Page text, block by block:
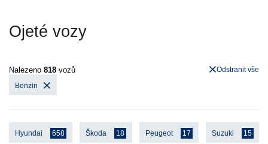
Ojeté vozy
Nalezeno 818 vozů
Benzin
Odstranit vše
Hyundai 658 Škoda 18 Peugeot 17 Suzuki 15